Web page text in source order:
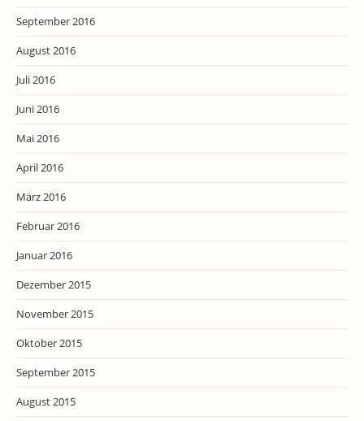
September 2016
August 2016
Juli 2016
Juni 2016
Mai 2016
April 2016
März 2016
Februar 2016
Januar 2016
Dezember 2015
November 2015
Oktober 2015
September 2015
August 2015